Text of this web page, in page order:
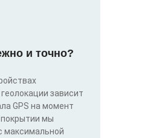
и точно?
зависит
GPS на момент
мы
максимальной